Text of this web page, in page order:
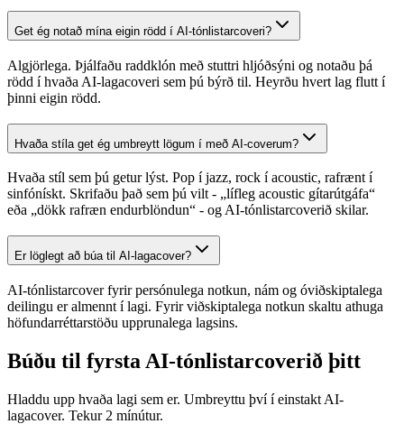
Get ég notað mína eigin rödd í AI-tónlistarcoveri?
Algjörlega. Þjálfaðu raddklón með stuttri hljóðsýni og notaðu þá
rödd í hvaða AI-lagacoveri sem þú býrð til. Heyrðu hvert lag flutt í
þinni eigin rödd.
Hvaða stíla get ég umbreytt lögum í með AI-coverum?
Hvaða stíl sem þú getur lýst. Pop í jazz, rock í acoustic, rafrænt í
sinfónískt. Skrifaðu það sem þú vilt - „lífleg acoustic gítarútgáfa“
eða „dökk rafræn endurblöndun“ - og AI-tónlistarcoverið skilar.
Er löglegt að búa til AI-lagacover?
AI-tónlistarcover fyrir persónulega notkun, nám og óviðskiptalega
deilingu er almennt í lagi. Fyrir viðskiptalega notkun skaltu athuga
höfundarréttarstöðu upprunalega lagsins.
Búðu til fyrsta AI-tónlistarcoverið þitt
Hladdu upp hvaða lagi sem er. Umbreyttu því í einstakt AI-
lagacover. Tekur 2 mínútur.